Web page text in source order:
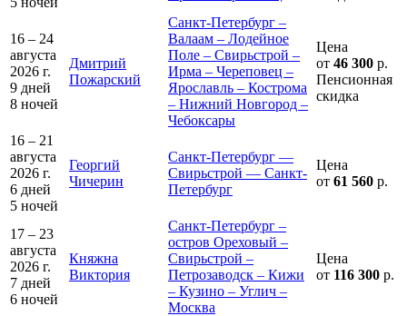
16 – 24
августа
2026 г.
9 дней
8 ночей
Дмитрий
Пожарский
Санкт-Петербург –
Валаам – Лодейное
Поле – Свирьстрой –
Ирма – Череповец –
Ярославль – Кострома
– Нижний Новгород –
Чебоксары
Цена
от 46 300 р.
Пенсионная
скидка
16 – 21
августа
2026 г.
6 дней
5 ночей
Георгий
Чичерин
Санкт-Петербург —
Свирьстрой — Санкт-
Петербург
Цена
от 61 560 р.
17 – 23
августа
2026 г.
7 дней
6 ночей
Княжна
Виктория
Санкт-Петербург –
остров Ореховый –
Свирьстрой –
Петрозаводск – Кижи
– Кузино – Углич –
Москва
Цена
от 116 300 р.